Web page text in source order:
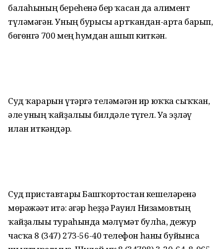
балаһының береһенә бер ҡасан да алимент
түләмәгән. Уның бурысы артҡандан-арта барып,
бөгөнгә 700 мең һумдан ашып киткән.
Суд ҡарарын үтәргә теләмәгән ир юҡҡа сыҡҡан,
әле уның ҡайҙалығы билдәле түгел. Уға эҙләү
иғлан иткәндәр.
Суд приставтары Башҡортостан кешеләренә
мөрәжәғәт итә: әгәр һеҙҙә Рауил Низамовтың
ҡайҙалығы тураһында мәғлүмәт булһа, дежур
часҡа 8 (347) 273-56-40 телефон һаны буйынса